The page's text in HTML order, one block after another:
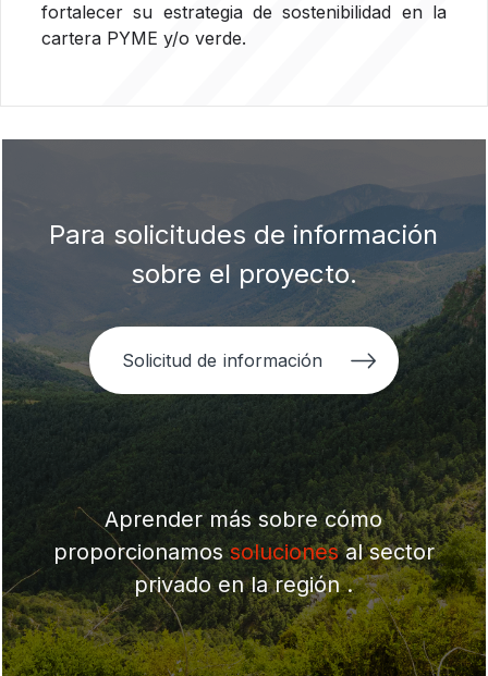
fortalecer su estrategia de sostenibilidad en la
cartera PYME y/o verde.
Para solicitudes de información
sobre el proyecto.
Solicitud de información
Aprender más sobre cómo
proporcionamossolucionesal sector
privado en la región .